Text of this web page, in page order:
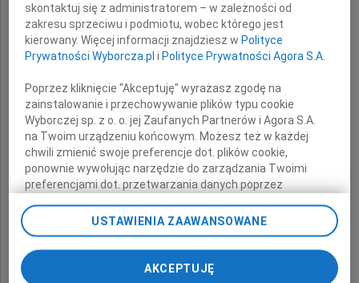
Rodzinie i Bliskim
składamy wyrazy głębokiego współczucia
Bożentyna Pałka-Koruba
Wojewoda Świętokrzyski
Wicewojewoda Świętokrzyski
Maria Szydłowska
skontaktuj się z administratorem – w zależności od
zakresu sprzeciwu i podmiotu, wobec którego jest
kierowany. Więcej informacji znajdziesz w Polityce
Prywatności Wyborcza.pl i Polityce Prywatności Agora S.A.
Poprzez kliknięcie "Akceptuję" wyrażasz zgodę na
zainstalowanie i przechowywanie plików typu cookie
Wyborczej sp. z o. o. jej Zaufanych Partnerów i Agora S.A.
na Twoim urządzeniu końcowym. Możesz też w każdej
chwili zmienić swoje preferencje dot. plików cookie,
ponownie wywołując narzędzie do zarządzania Twoimi
preferencjami dot. przetwarzania danych poprzez
przechodząc do sekcji „Ustawienia zaawansowane”.
Zmiana ustawień plików cookie możliwa jest także za
pomocą ustawień przeglądarki.
USTAWIENIA ZAAWANSOWANE
AKCEPTUJĘ